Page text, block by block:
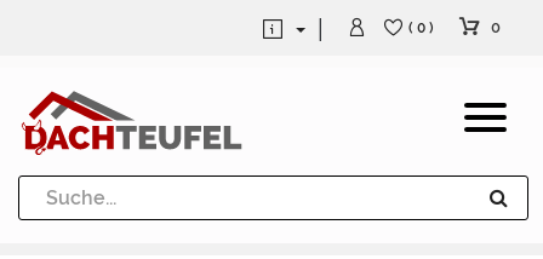
Dachrinne und Fallrohre
Werkzeuge und Löttechnik
( 0 ) 0